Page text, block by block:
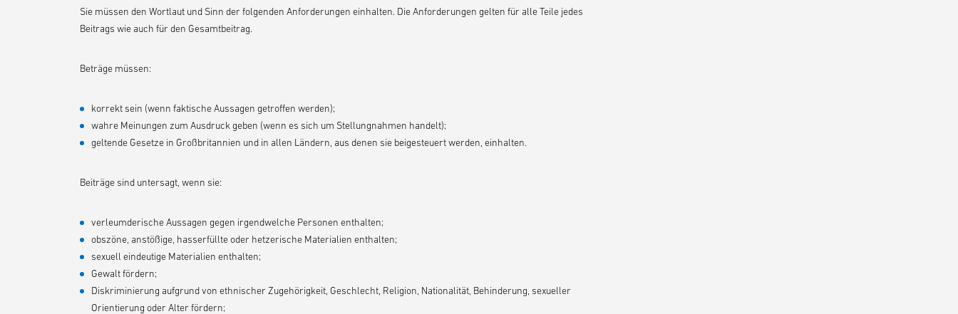
Sie müssen den Wortlaut und Sinn der folgenden Anforderungen einhalten. Die Anforderungen gelten für alle Teile jedes
Beitrags wie auch für den Gesamtbeitrag.
Beträge müssen:
korrekt sein (wenn faktische Aussagen getroffen werden);
wahre Meinungen zum Ausdruck geben (wenn es sich um Stellungnahmen handelt);
geltende Gesetze in Großbritannien und in allen Ländern, aus denen sie beigesteuert werden, einhalten.
Beiträge sind untersagt, wenn sie:
verleumderische Aussagen gegen irgendwelche Personen enthalten;
obszöne, anstößige, hasserfüllte oder hetzerische Materialien enthalten;
sexuell eindeutige Materialien enthalten;
Gewalt fördern;
Diskriminierung aufgrund von ethnischer Zugehörigkeit, Geschlecht, Religion, Nationalität, Behinderung, sexueller
Orientierung oder Alter fördern;